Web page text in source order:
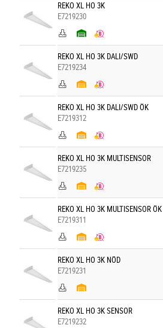
REKO XL HO 3K
E7219230
REKO XL HO 3K DALI/SWD
E7219234
REKO XL HO 3K DALI/SWD ÖK
E7219312
REKO XL HO 3K MULTISENSOR
E7219235
REKO XL HO 3K MULTISENSOR ÖK
E7219311
REKO XL HO 3K NÖD
E7219231
REKO XL HO 3K SENSOR
E7219232